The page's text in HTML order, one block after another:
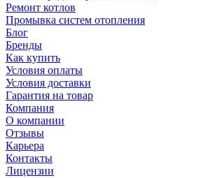
Ремонт котлов
Промывка систем отопления
Блог
Бренды
Как купить
Условия оплаты
Условия доставки
Гарантия на товар
Компания
О компании
Отзывы
Карьера
Контакты
Лицензии